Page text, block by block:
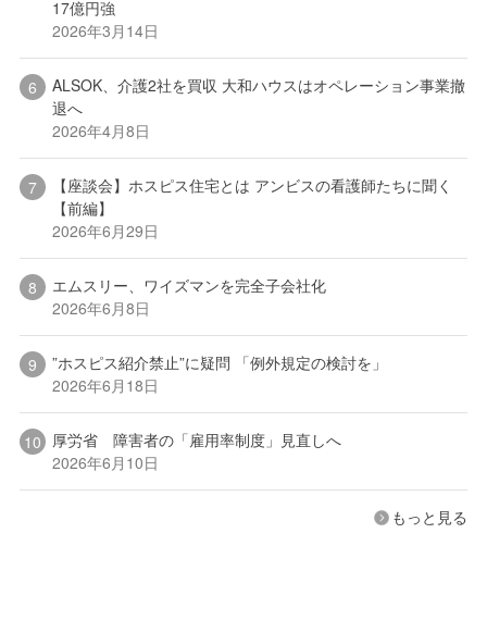
17億円強
2026年3月14日
ALSOK、介護2社を買収 大和ハウスはオペレーション事業撤
退へ
2026年4月8日
【座談会】ホスピス住宅とは アンビスの看護師たちに聞く
【前編】
2026年6月29日
エムスリー、ワイズマンを完全子会社化
2026年6月8日
”ホスピス紹介禁止”に疑問 「例外規定の検討を」
2026年6月18日
厚労省 障害者の「雇用率制度」見直しへ
2026年6月10日
もっと見る